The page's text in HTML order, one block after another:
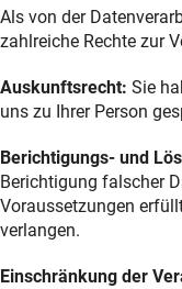
Als von der
zahlreiche Rechte zur
Auskunftsrecht: Sie
uns zu Ihrer Person
Berichtigungs- und
Berichtigung falscher
Voraussetzungen
verlangen.
Einschränkung der